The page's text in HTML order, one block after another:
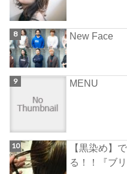
New Face
MENU
【黒染め】
る！！『ブ